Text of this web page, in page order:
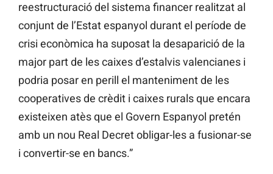
reestructuració del sistema financer realitzat al
conjunt de l’Estat espanyol durant el període de
crisi econòmica ha suposat la desaparició de la
major part de les caixes d’estalvis valencianes i
podria posar en perill el manteniment de les
cooperatives de crèdit i caixes rurals que encara
existeixen atès que el Govern Espanyol pretén
amb un nou Real Decret obligar-les a fusionar-se
i convertir-se en bancs.”